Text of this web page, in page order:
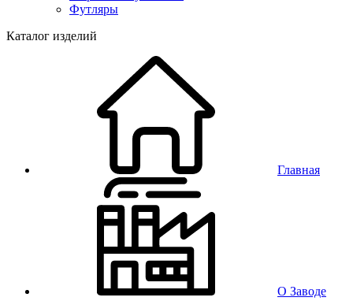
Футляры
Каталог изделий
Главная
О Заводе